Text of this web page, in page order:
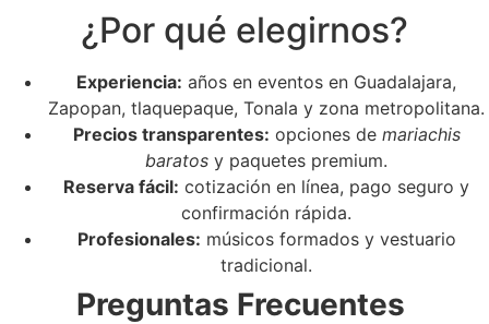
¿Por qué elegirnos?
Experiencia: años en eventos en Guadalajara,
Zapopan, tlaquepaque, Tonala y zona metropolitana.
Precios transparentes: opciones de mariachis
baratos y paquetes premium.
Reserva fácil: cotización en línea, pago seguro y
confirmación rápida.
Profesionales: músicos formados y vestuario
tradicional.
Preguntas Frecuentes